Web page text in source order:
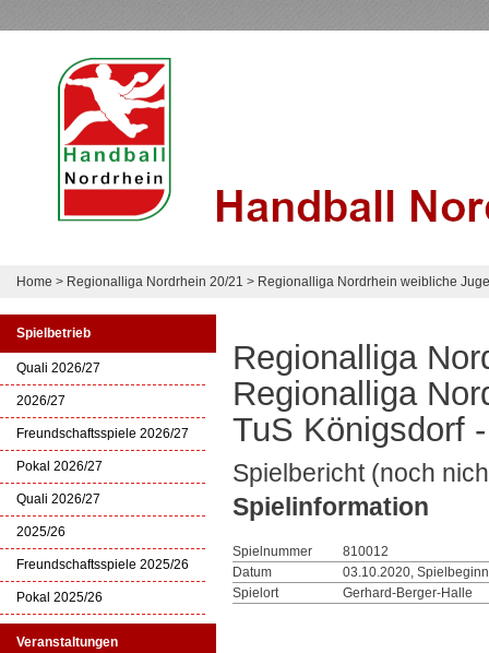
Home > Regionalliga Nordrhein 20/21 > Regionalliga Nordrhein weibliche
Spielbetrieb
Quali 2026/27
2026/27
Freundschaftsspiele 2026/27
Pokal 2026/27
Quali 2026/27
2025/26
Freundschaftsspiele 2025/26
Pokal 2025/26
Veranstaltungen
Regionalliga
Regionalliga
TuS Königsdorf
Spielbericht (noch
Spielinformation
Spielnummer
810012
Datum
03.10.2020,
Spielort
Gerhard-Berger-Halle